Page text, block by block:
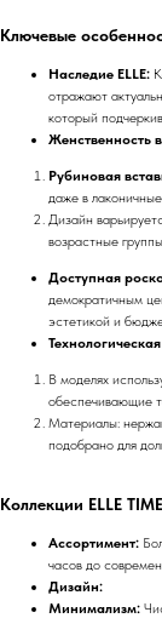
Ключевые
Наследие ELLE:
отражают
который
Женственность
Рубиновая
даже в
Дизайн
возрастные
Доступная
демократичным
эстетикой и
В моделях
обеспечивающие
Материалы:
подобрано для
Коллекции ELLE
Ассортимент:
часов до
Дизайн:
Минимализм: